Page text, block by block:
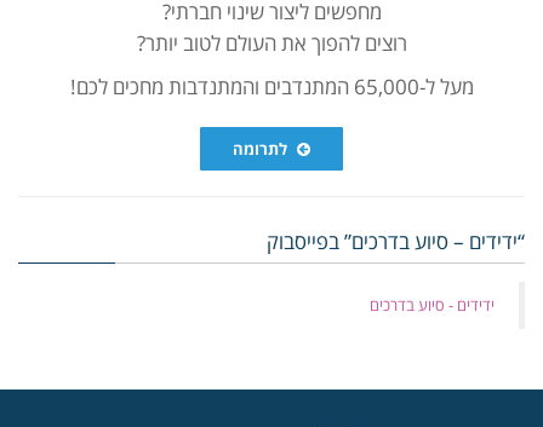
מחפשים ליצור שינוי חברתי?
רוצים להפוך את העולם לטוב יותר?
מעל ל-65,000 המתנדבים והמתנדבות מחכים לכם!
לתרומה
“ידידים – סיוע בדרכים” בפייסבוק
‏ידידים - סיוע בדרכים